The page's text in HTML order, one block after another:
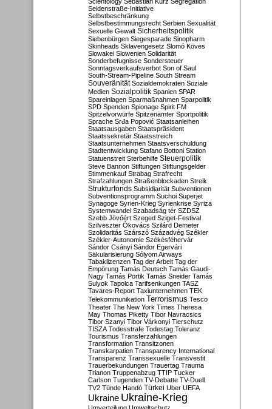
Seidenstraße-Initiative
Selbstbeschränkung
Selbstbestimmungsrecht Serbien Sexualität
Sexuelle Gewalt Sicherheitspolitik
Siebenbürgen Siegesparade Sinopharm
Skinheads Sklavengesetz Slomó Köves
Slowakei Slowenien Solidarität
Sonderbefugnisse Sondersteuer
Sonntagsverkaufsverbot Son of Saul
South-Stream-Pipeline South Stream
Souveränität Sozialdemokraten Soziale
Medien Sozialpolitik Spanien SPAR
Spareinlagen Sparmaßnahmen Sparpolitik
SPD Spenden Spionage Spirit FM
Spitzelvorwürfe Spitzenämter Sportpolitik
Sprache Srđa Popović Staatsanleihen
Staatsausgaben Staatspräsident
Staatssekretär Staatsstreich
Staatsunternehmen Staatsverschuldung
Stadtentwicklung Stafano Bottoni Station
Statuenstreit Sterbehilfe Steuerpolitik
Steve Bannon Stiftungen Stiftungsgelder
Stimmenkauf Strabag Strafrecht
Strafzahlungen Straßenblockaden Streik
Strukturfonds Subsidiarität Subventionen
Subventionsprogramm Suchoi Superjet
Synagoge Syrien-Krieg Syrienkrise Syriza
Systemwandel Szabadság tér SZDSZ
Szebb Jövőért Szeged Sziget-Festival
Szilveszter Ókovács Szilárd Demeter
Szolidaritás Szárszó Századvég Székler
Székler-Autonomie Székésféhervár
Sándor Csányi Sándor Egervári
Säkularisierung Sólyom Airways
Tabaklizenzen Tag der Arbeit Tag der
Empörung Tamás Deutsch Tamás Gaudi-
Nagy Tamás Portik Tamás Sneider Tamás
Sulyok Tapolca Tarifsenkungen TASZ
Tavares-Report Taxiunternehmen TEK
Telekommunikation Terrorismus Tesco
Theater The New York Times Theresa
May Thomas Piketty Tibor Navracsics
Tibor Szanyi Tibor Várkonyi Tierschutz
TISZA Todesstrafe Todestag Toleranz
Tourismus Transferzahlungen
Transformation Transitzonen
Transkarpatien Transparency International
Transparenz Transsexuelle Transvestit
Trauerbekundungen Trauertag Trauma
Trianon Truppenabzug TTIP Tucker
Carlson Tugenden TV-Debatte TV-Duell
TV2 Tünde Handó Türkei Uber UEFA
Ukraine Ukraine-Krieg